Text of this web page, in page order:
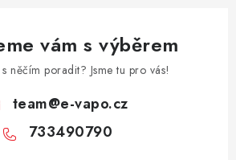
vám s výběrem
něčím poradit? Jsme tu pro vás!
team@e-vapo.cz
733490790